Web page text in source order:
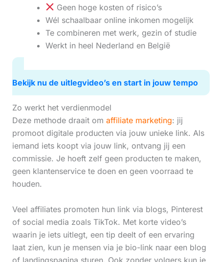
Geen hoge kosten of risico’s
Wél schaalbaar online inkomen mogelijk
Te combineren met werk, gezin of studie
Werkt in heel Nederland en België
Bekijk nu de uitlegvideo’s en start in jouw tempo
Zo werkt het verdienmodel
Deze methode draait om affiliate marketing: jij
promoot digitale producten via jouw unieke link. Als
iemand iets koopt via jouw link, ontvang jij een
commissie. Je hoeft zelf geen producten te maken,
geen klantenservice te doen en geen voorraad te
houden.
Veel affiliates promoten hun link via blogs, Pinterest
of social media zoals TikTok. Met korte video’s
waarin je iets uitlegt, een tip deelt of een ervaring
laat zien, kun je mensen via je bio-link naar een blog
of landingspagina sturen. Ook zonder volgers kun je